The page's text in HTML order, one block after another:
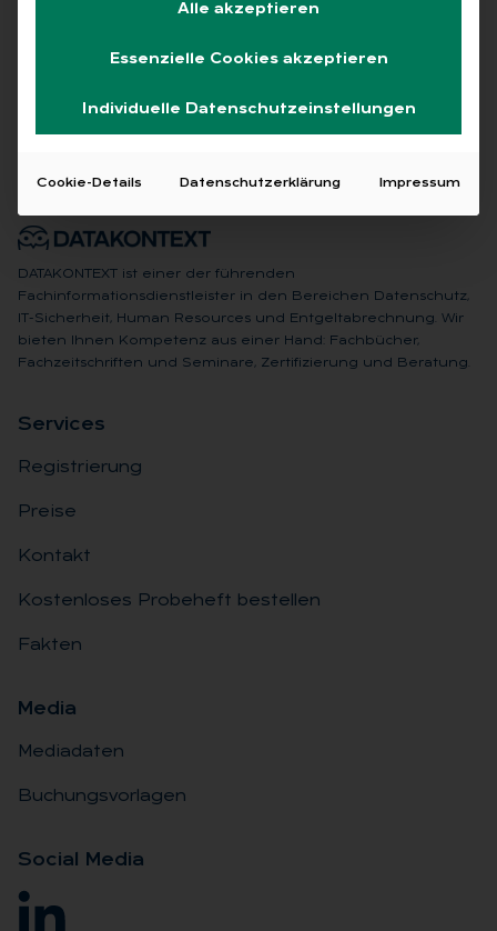
Keine Beiträge gefunden
DATAKONTEXT ist einer der führenden
Fachinformationsdienstleister in den Bereichen Datenschutz,
IT-Sicherheit, Human Resources und Entgeltabrechnung. Wir
bieten Ihnen Kompetenz aus einer Hand: Fachbücher,
Fachzeitschriften und Seminare, Zertifizierung und Beratung.
Ser­vices
Registrierung
Preise
Kontakt
Kostenloses Probeheft bestellen
Fakten
Me­dia
Mediadaten
Buchungsvorlagen
So­ci­al Me­dia
Alle akzeptieren
Essenzielle Cookies akzeptieren
Individuelle Datenschutzeinstellungen
Cookie-Details Datenschutzerklärung Impressum